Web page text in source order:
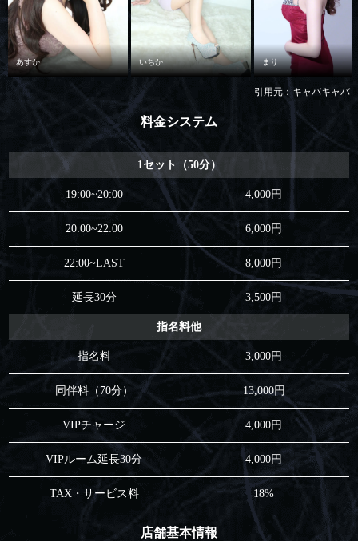
あすか いちか まり
引用元：キャバキャバ
料金システム
1セット（50分）
19:00~20:00 4,000円
20:00~22:00 6,000円
22:00~LAST 8,000円
延長30分 3,500円
指名料他
指名料 3,000円
同伴料（70分） 13,000円
VIPチャージ 4,000円
VIPルーム延長30分 4,000円
TAX・サービス料 18%
店舗基本情報